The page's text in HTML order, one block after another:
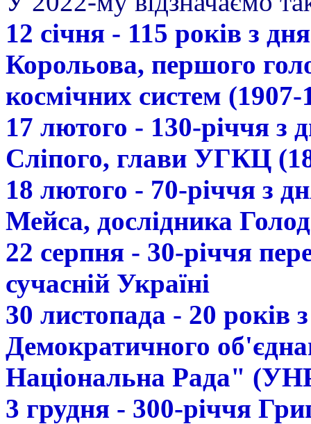
12 січня - 115 років з
Корольова, першого
космічних систем (1907-
17 лютого - 130-річчя з
Сліпого, глави УГКЦ
18 лютого - 70-річчя з
Мейса, дослідника
22 серпня - 30-річчя
сучасній Україні
30 листопада - 20 років
Демократичного
Національна Рада"
3 грудня - 300-річчя